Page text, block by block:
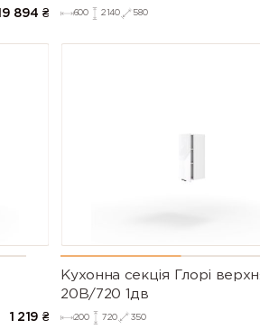
894 ₴ 600 2140 580
1 219 ₴
Кухонна секція Глорі
20В/720 1дв
200 720 350